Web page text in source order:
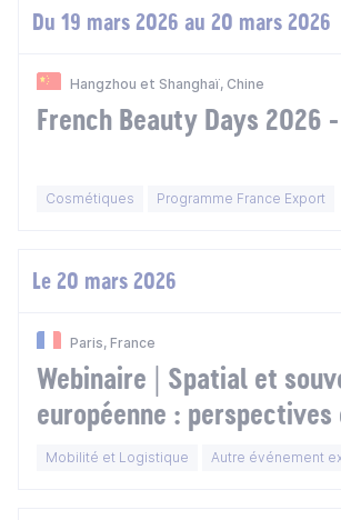
Du 19 mars 2026 au 20 mars 2026
Hangzhou et Shanghaï, Chine
French Beauty Days 2026
Cosmétiques Programme France Export
Le 20 mars 2026
Paris, France
Webinaire | Spatial et
européenne :
dans les Nordiques
Mobilité et Logistique Autre événement